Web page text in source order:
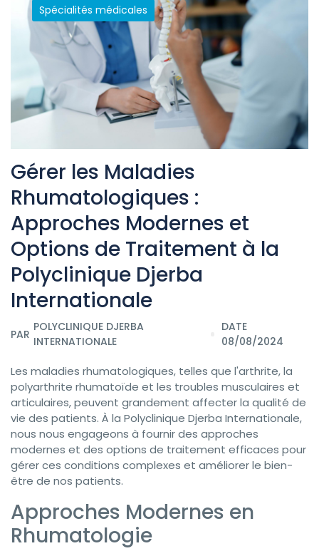
Spécialités médicales
Gérer les Maladies
Rhumatologiques :
Approches Modernes et
Options de Traitement à la
Polyclinique Djerba
Internationale
PAR
POLYCLINIQUE DJERBA
INTERNATIONALE
DATE
08/08/2024
Les maladies rhumatologiques, telles que l'arthrite, la
polyarthrite rhumatoïde et les troubles musculaires et
articulaires, peuvent grandement affecter la qualité de
vie des patients. À la Polyclinique Djerba Internationale,
nous nous engageons à fournir des approches
modernes et des options de traitement efficaces pour
gérer ces conditions complexes et améliorer le bien-
être de nos patients.
Approches Modernes en
Rhumatologie